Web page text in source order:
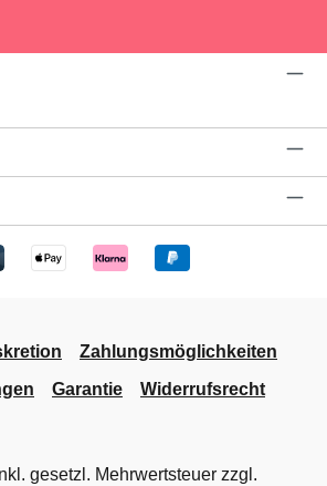
Zahlungsmöglichkeiten
Garantie Widerrufsrecht
gesetzl. Mehrwertsteuer zzgl.